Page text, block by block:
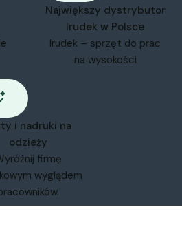
Największy dystrybutor
Irudek w Polsce
Irudek – sprzęt do prac
na wysokości
i nadruki na
odzieży
firmę
wyglądem